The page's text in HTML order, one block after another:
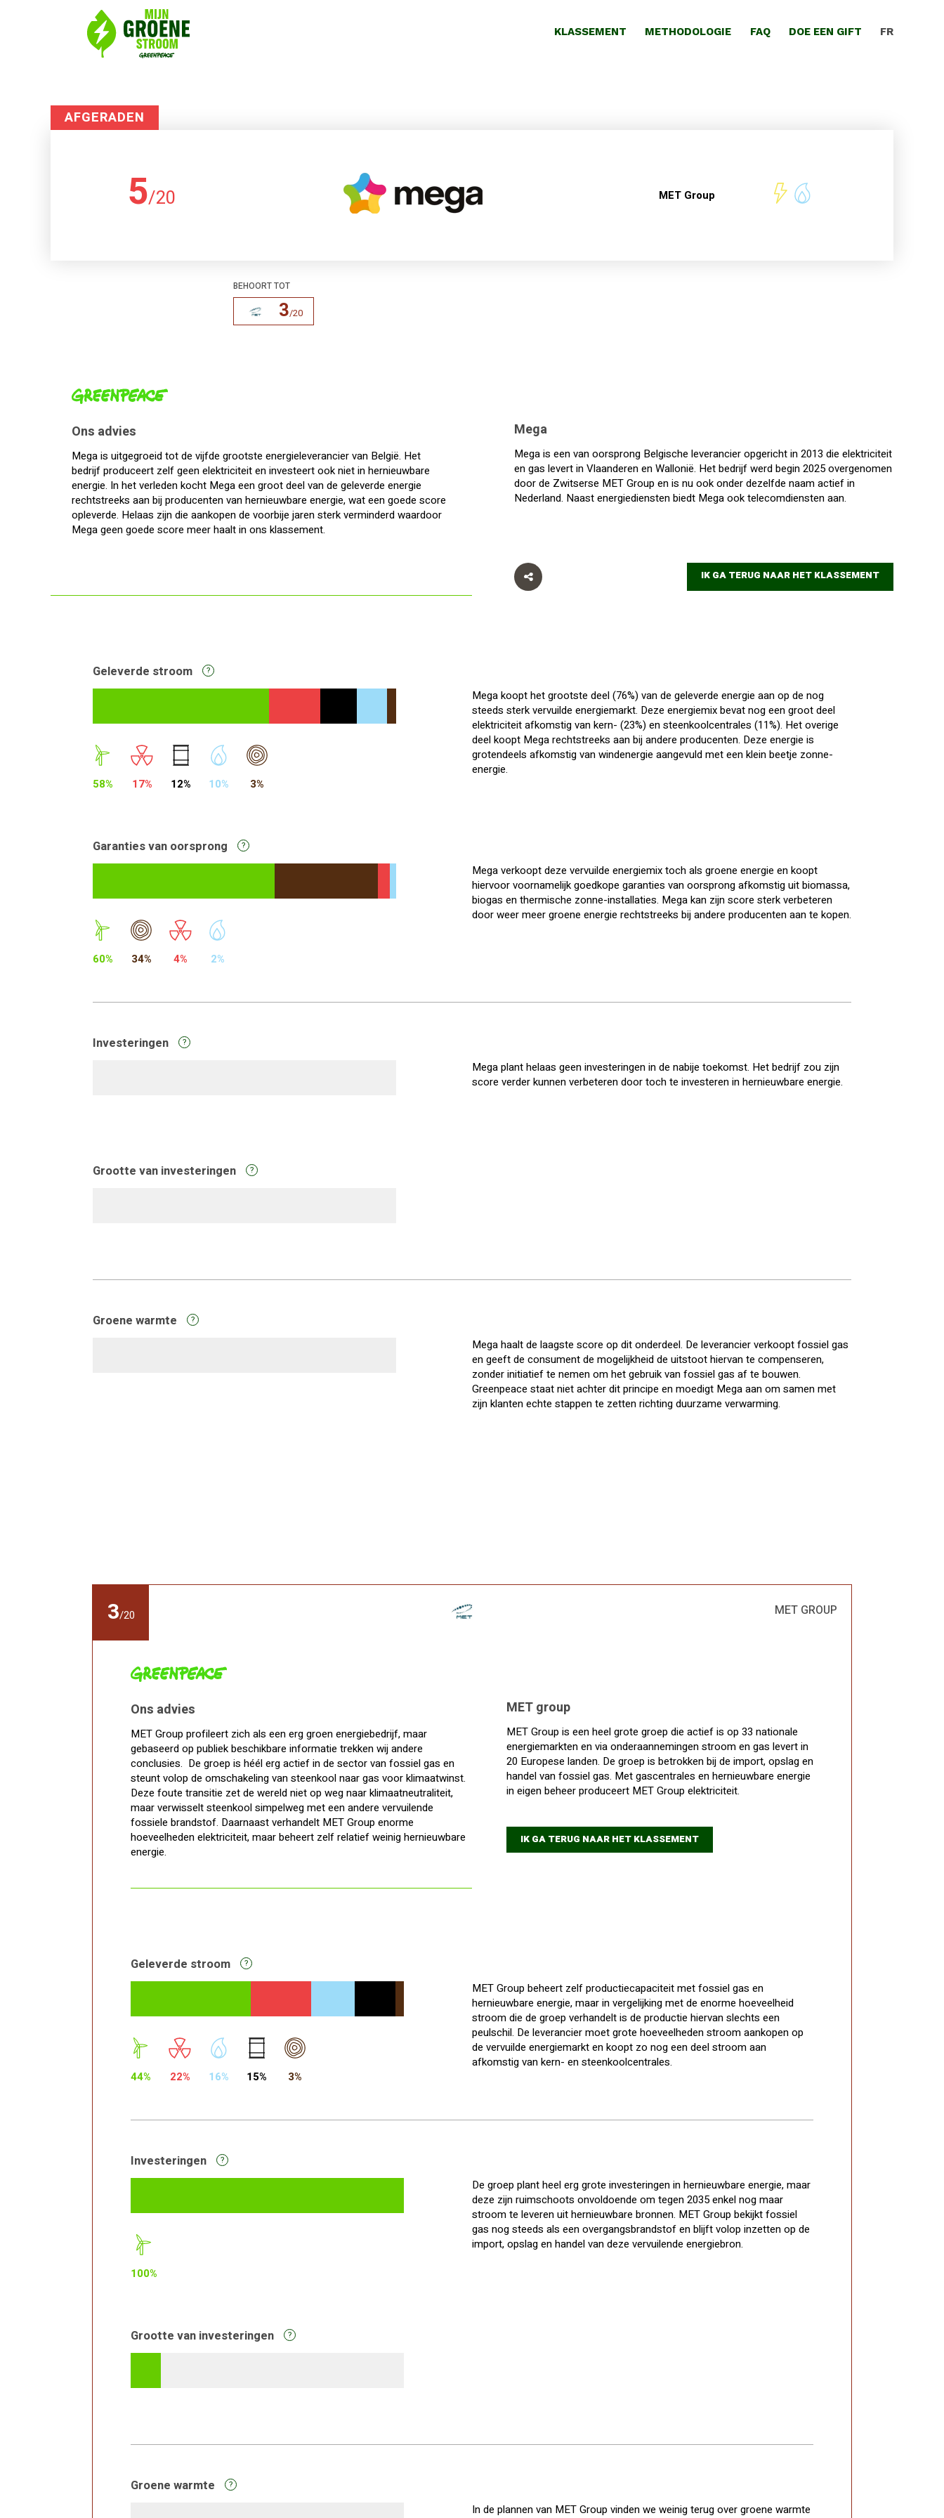
KLASSEMENT METHODOLOGIE FAQ DOE EEN GIFT FR
AFGERADEN
5/20 MET Group
BEHOORT TOT
3/20
Ons advies
Mega is uitgegroeid tot de vijfde grootste energieleverancier van België. Het
bedrijf produceert zelf geen elektriciteit en investeert ook niet in hernieuwbare
energie. In het verleden kocht Mega een groot deel van de geleverde energie
rechtstreeks aan bij producenten van hernieuwbare energie, wat een goede score
opleverde. Helaas zijn die aankopen de voorbije jaren sterk verminderd waardoor
Mega geen goede score meer haalt in ons klassement.
Mega
Mega is een van oorsprong Belgische leverancier opgericht in 2013 die elektriciteit
en gas levert in Vlaanderen en Wallonië. Het bedrijf werd begin 2025 overgenomen
door de Zwitserse MET Group en is nu ook onder dezelfde naam actief in
Nederland. Naast energiediensten biedt Mega ook telecomdiensten aan.
IK GA TERUG NAAR HET KLASSEMENT
Geleverde stroom ?
58% 17% 12% 10% 3%
Mega koopt het grootste deel (76%) van de geleverde energie aan op de nog
steeds sterk vervuilde energiemarkt. Deze energiemix bevat nog een groot deel
elektriciteit afkomstig van kern- (23%) en steenkoolcentrales (11%). Het overige
deel koopt Mega rechtstreeks aan bij andere producenten. Deze energie is
grotendeels afkomstig van windenergie aangevuld met een klein beetje zonne-
energie.
Garanties van oorsprong ?
60% 34% 4% 2%
Mega verkoopt deze vervuilde energiemix toch als groene energie en koopt
hiervoor voornamelijk goedkope garanties van oorsprong afkomstig uit biomassa,
biogas en thermische zonne-installaties. Mega kan zijn score sterk verbeteren
door weer meer groene energie rechtstreeks bij andere producenten aan te kopen.
Investeringen ?
Mega plant helaas geen investeringen in de nabije toekomst. Het bedrijf zou zijn
score verder kunnen verbeteren door toch te investeren in hernieuwbare energie.
Grootte van investeringen ?
Groene warmte ?
Mega haalt de laagste score op dit onderdeel. De leverancier verkoopt fossiel gas
en geeft de consument de mogelijkheid de uitstoot hiervan te compenseren,
zonder initiatief te nemen om het gebruik van fossiel gas af te bouwen.
Greenpeace staat niet achter dit principe en moedigt Mega aan om samen met
zijn klanten echte stappen te zetten richting duurzame verwarming.
3/20 MET GROUP
Ons advies
MET Group profileert zich als een erg groen energiebedrijf, maar
gebaseerd op publiek beschikbare informatie trekken wij andere
conclusies. De groep is héél erg actief in de sector van fossiel gas en
steunt volop de omschakeling van steenkool naar gas voor klimaatwinst.
Deze foute transitie zet de wereld niet op weg naar klimaatneutraliteit,
maar verwisselt steenkool simpelweg met een andere vervuilende
fossiele brandstof. Daarnaast verhandelt MET Group enorme
hoeveelheden elektriciteit, maar beheert zelf relatief weinig hernieuwbare
energie.
MET group
MET Group is een heel grote groep die actief is op 33 nationale
energiemarkten en via onderaannemingen stroom en gas levert in
20 Europese landen. De groep is betrokken bij de import, opslag en
handel van fossiel gas. Met gascentrales en hernieuwbare energie
in eigen beheer produceert MET Group elektriciteit.
IK GA TERUG NAAR HET KLASSEMENT
Geleverde stroom ?
44% 22% 16% 15% 3%
MET Group beheert zelf productiecapaciteit met fossiel gas en
hernieuwbare energie, maar in vergelijking met de enorme hoeveelheid
stroom die de groep verhandelt is de productie hiervan slechts een
peulschil. De leverancier moet grote hoeveelheden stroom aankopen op
de vervuilde energiemarkt en koopt zo nog een deel stroom aan
afkomstig van kern- en steenkoolcentrales.
Investeringen ?
100%
De groep plant heel erg grote investeringen in hernieuwbare energie, maar
deze zijn ruimschoots onvoldoende om tegen 2035 enkel nog maar
stroom te leveren uit hernieuwbare bronnen. MET Group bekijkt fossiel
gas nog steeds als een overgangsbrandstof en blijft volop inzetten op de
import, opslag en handel van deze vervuilende energiebron.
Grootte van investeringen ?
Groene warmte ?
In de plannen van MET Group vinden we weinig terug over groene warmte